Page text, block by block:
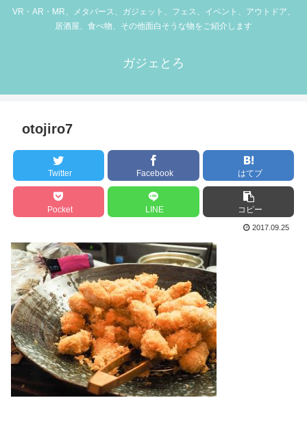
VR・AR・MR、メタバース、ガジェット、フェス、イベント、アウトドア、
居酒屋、食べ物、その他面白そうな物をご紹介します
ガジェとろ
otojiro7
Twitter Facebook はてブ
Pocket LINE コピー
2017.09.25